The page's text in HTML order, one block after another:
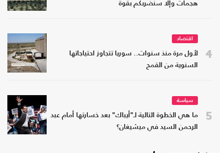
هجمات وإلا سنضربكم بقوة
4
اقتصاد
لأول مرة منذ سنوات.. سوريا تتجاوز احتياجاتها
السنوية من القمح
5
سياسة
ما هي الخطوة التالية لـ"أيباك" بعد خسارتها أمام عبد
الرحمن السيد في ميشيغان؟